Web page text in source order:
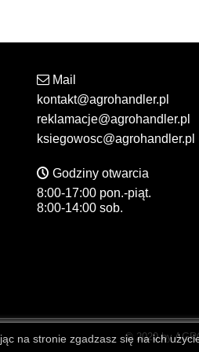
na stronie zgadzasz się na ich
Mail
kontakt@agrohandler.pl
reklamacje@agrohandler.pl
ksiegowosc@agrohandler.pl
Godziny otwarcia
8:00-17:00 pon.-piąt.
8:00-14:00 sob.
© 2020 by